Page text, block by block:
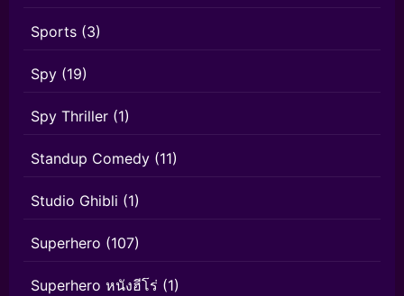
Sports (3)
Spy (19)
Spy Thriller (1)
Standup Comedy (11)
Studio Ghibli (1)
Superhero (107)
Superhero หนังฮีโร่ (1)